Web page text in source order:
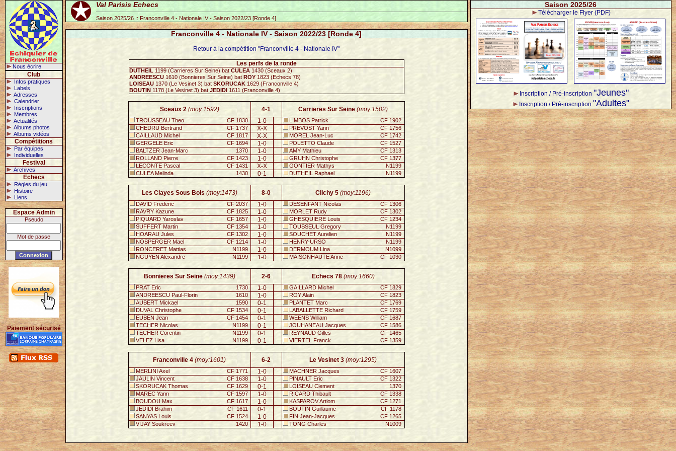
Nous écrire
Club
Infos pratiques
Labels
Adresses
Calendrier
Inscriptions
Membres
Actualités
Albums photos
Albums vidéos
Compétitions
Par équipes
Individuelles
Festival
Archives
Echecs
Règles du jeu
Histoire
Liens
Espace Admin
Pseudo
Mot de passe
Paiement sécurisé
Val Parisis Echecs
Saison 2025/26 :: Franconville 4 - Nationale IV - Saison 2022/23 [Ronde 4]
Franconville 4 - Nationale IV - Saison 2022/23 [Ronde 4]
Retour à la compétition "Franconville 4 - Nationale IV"
Les perfs de la ronde
DUTHEIL 1199 (Carrieres Sur Seine) bat CULEA1430 (Sceaux 2)
ANDREESCU1610 (Bonnieres Sur Seine) bat ROY1823 (Echecs 78)
LOISEAU1370 (Le Vesinet 3) bat SKORUCAK1629 (Franconville 4)
BOUTIN1178 (Le Vesinet 3) bat JEDIDI1611 (Franconville 4)
Sceaux 2 (moy:1592) 4-1 Carrieres Sur Seine (moy:1502)
TROUSSEAU Theo CF 1830 1-0 LIMBOS Patrick
CF 1902
CHEDRU Bertrand
CF 1737 X-X PREVOST Yann
CF 1756
CAILLAUD Michel
CF 1817 X-X MOREL Jean-Luc
CF 1742
GERGELE Eric
CF 1694 1-0 POLETTO Claude
CF 1527
BALTZER Jean-Marc
1370 1-0 AMY Mathieu
CF 1313
ROLLAND Pierre
CF 1423 1-0 GRUHN Christophe
CF 1377
LECONTE Pascal
CF 1431 X-X GONTIER Mathys
N1199
CULEA Melinda
1430 0-1 DUTHEIL Raphael N1199
Les Clayes Sous Bois (moy:1473) 8-0 Clichy 5 (moy:1196)
DAVID Frederic CF 2037 1-0 DESENFANT Nicolas
CF 1306
RAVRY Kazune
CF 1825 1-0 MORLET Rudy
CF 1302
PIQUARD Yaroslav
CF 1657 1-0 GHESQUIERE Louis
CF 1234
SUFFERT Martin
CF 1354 1-0 TOUSSEUL Gregory
N1199
HOARAU Jules
CF 1302 1-0 SOUCHET Aurelien
N1199
NOSPERGER Mael
CF 1214 1-0 HENRY-URSO
N1199
RONCERET Mattias
N1199 1-0 DERMOUM Lina
N1099
NGUYEN Alexandre
N1199 1-0 MAISONHAUTE Anne CF 1030
Bonnieres Sur Seine (moy:1439) 2-6 Echecs 78 (moy:1660)
PRAT Eric 1730 1-0 GAILLARD Michel
CF 1829
ANDREESCU Paul-Florin
1610 1-0 ROY Alain
CF 1823
AUBERT Mickael
1590 0-1 PLANTET Marc
CF 1769
DUVAL Christophe
CF 1534 0-1 LABALLETTE Richard
CF 1759
EUBEN Jean
CF 1454 0-1 WEENS William
CF 1687
TECHER Nicolas
N1199 0-1 JOUHANEAU Jacques
CF 1586
TECHER Corentin
N1199 0-1 REYNAUD Gilles
CF 1465
VELEZ Lisa
N1199 0-1 VIERTEL Franck CF 1359
Franconville 4 (moy:1601) 6-2 Le Vesinet 3 (moy:1295)
MERLINI Axel CF 1771 1-0 MACHNER Jacques
CF 1607
JAULIN Vincent
CF 1638 1-0 PINAULT Eric
CF 1322
SKORUCAK Thomas
CF 1629 0-1 LOISEAU Clement
1370
MAREC Yann
CF 1597 1-0 RICARD Thibault
CF 1338
BOUDOU Max
CF 1617 1-0 KASPAROV Artiom
CF 1271
JEDIDI Brahim
CF 1611 0-1 BOUTIN Guillaume
CF 1178
SANYAS Louis
CF 1524 1-0 FIN Jean-Jacques
CF 1265
VIJAY Soukreev
1420 1-0 TONG Charles N1009
Saison 2025/26
Télécharger le Flyer (PDF)
Inscription / Pré-inscription "Jeunes"
Inscription / Pré-inscription "Adultes"